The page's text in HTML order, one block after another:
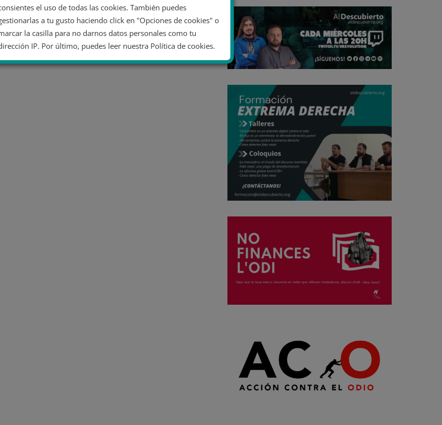
el uso de todas las cookies. También puedes
a tu gusto haciendo click en "Opciones de cookies" o
la casilla para no darnos datos personales como tu
IP. Por último, puedes leer nuestra Política de cookies.